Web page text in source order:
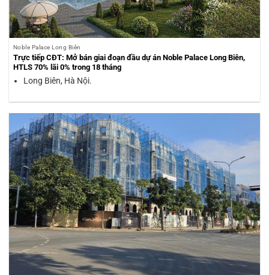
Noble Palace Long Biên
Trực tiếp CĐT: Mở bán giai đoạn đầu dự án Noble Palace Long Biên,
HTLS 70% lãi 0% trong 18 tháng
Long Biên, Hà Nội.